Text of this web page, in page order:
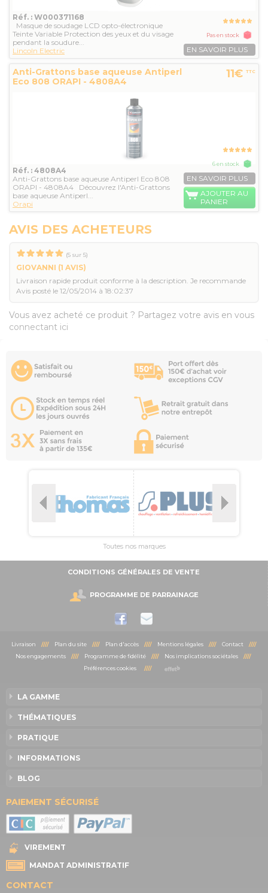
Réf. : W000371168
Masque de soudage LCD opto-électronique
Teinte Variable Protection des yeux et du visage
pendant la soudure...
Lincoln Electric
Pas en stock
EN SAVOIR PLUS
Anti-Grattons base aqueuse Antiperl
Eco 808 ORAPI - 4808A4
11€ TTC
Réf. : 4808A4
Anti-Grattons base aqueuse Antiperl Eco 808
ORAPI - 4808A4 Découvrez l'Anti-Grattons
base aqueuse Antiperl...
Orapi
6 en stock
EN SAVOIR PLUS
AJOUTER AU
PANIER
AVIS DES ACHETEURS
(5 sur 5)
GIOVANNI (1 AVIS)
Livraison rapide produit conforme à la description. Je recommande
Avis posté le 12/05/2014 à 18:02:37
Vous avez acheté ce produit ? Partagez votre avis en vous
connectant ici
Toutes nos marques
CONDITIONS GÉNÉRALES DE VENTE
PROGRAMME DE PARRAINAGE
Livraison //// Plan du site //// Plan d'accès //// Mentions légales //// Contact ////
Nos engagements//// Programme de fidélité//// Nos implications sociétales////
Préférences cookies
////
LA GAMME
THÉMATIQUES
PRATIQUE
INFORMATIONS
BLOG
PAIEMENT SÉCURISÉ
VIREMENT
MANDAT ADMINISTRATIF
CONTACT